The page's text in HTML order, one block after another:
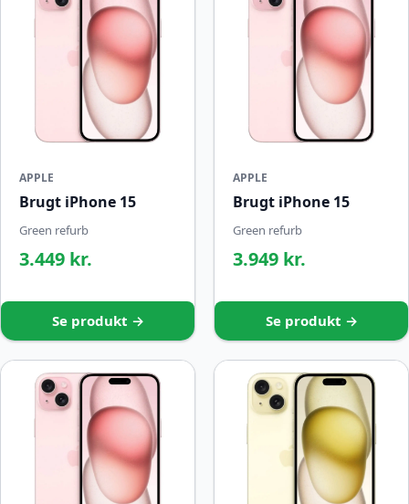
APPLE
Brugt iPhone 15
Green refurb
3.449 kr.
Se produkt →
APPLE
Brugt iPhone 15
Green refurb
3.949 kr.
Se produkt →